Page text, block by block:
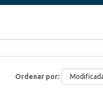
Ordenar por